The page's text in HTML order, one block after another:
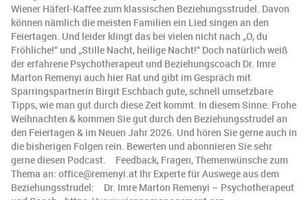
Wiener Häferl-Kaffee zum klassischen Beziehungsstrudel. Davon
können nämlich die meisten Familien ein Lied singen an den
Feiertagen. Und leider klingt das bei vielen nicht nach „O, du
Fröhliche!“ und „Stille Nacht, heilige Nacht!“ Doch natürlich weiß
der erfahrene Psychotherapeut und Beziehungscoach Dr. Imre
Marton Remenyi auch hier Rat und gibt im Gespräch mit
Sparringspartnerin Birgit Eschbach gute, schnell umsetzbare
Tipps, wie man gut durch diese Zeit kommt. In diesem Sinne: Frohe
Weihnachten & kommen Sie gut durch den Beziehungsstrudel an
den Feiertagen & im Neuen Jahr 2026. Und hören Sie gerne auch in
die bisherigen Folgen rein. Bewerten und abonnieren Sie sehr
gerne diesen Podcast. Feedback, Fragen, Themenwünsche zum
Thema an: office@remenyi.at Ihr Experte für Auswege aus dem
Beziehungsstrudel: Dr. Imre Marton Remenyi – Psychotherapeut